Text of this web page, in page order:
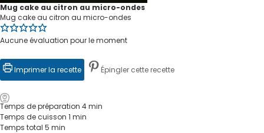
Mug cake au citron au micro-ondes
Mug cake au citron au micro-ondes
Aucune évaluation pour le moment
Imprimer la recette Épingler cette recette
Temps de préparation 4min
Temps de cuisson 1 min
Temps total 5 min